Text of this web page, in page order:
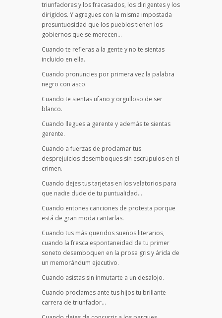
triunfadores y los fracasados, los dirigentes y los
dirigidos. Y agregues con la misma impostada
presuntuosidad que los pueblos tienen los
gobiernos que se merecen…
Cuando te refieras a la gente y no te sientas
incluido en ella.
Cuando pronuncies por primera vez la palabra
negro con asco.
Cuando te sientas ufano y orgulloso de ser
blanco.
Cuando llegues a gerente y además te sientas
gerente.
Cuando a fuerzas de proclamar tus
desprejuicios desemboques sin escrúpulos en el
crimen.
Cuando dejes tus tarjetas en los velatorios para
que nadie dude de tu puntualidad…
Cuando entones canciones de protesta porque
está de gran moda cantarlas.
Cuando tus más queridos sueños literarios,
cuando la fresca espontaneidad de tu primer
soneto desemboquen en la prosa gris y árida de
un memorándum ejecutivo.
Cuando asistas sin inmutarte a un desalojo.
Cuando proclames ante tus hijos tu brillante
carrera de triunfador…